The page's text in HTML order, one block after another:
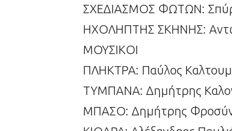
ΣΧΕΔΙΑΣΜΟΣ ΦΩΤΩΝ:
ΗΧΟΛΗΠΤΗΣ ΣΚΗΝΗΣ:
MOYΣIKOI
ΠΛHKTPA: Παύλος
ΤΥΜΠΑΝΑ: Δημήτρης
MΠAΣO: Δημήτρης